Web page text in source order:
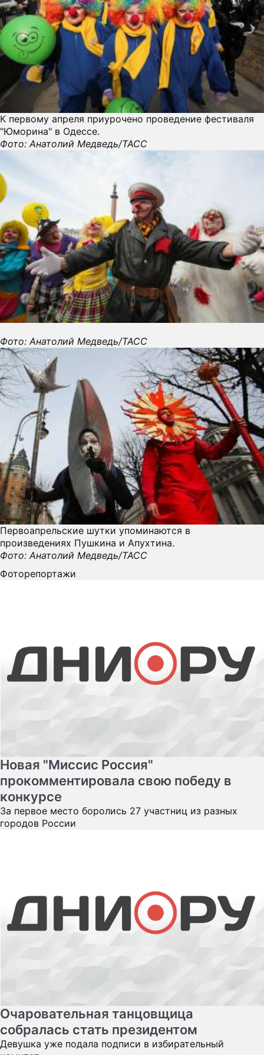
К первому апреля приурочено проведение фестиваля
"Юморина" в Одессе.
Фото: Анатолий Медведь/ТАСС
Фото: Анатолий Медведь/ТАСС
Первоапрельские шутки упоминаются в
произведениях Пушкина и Апухтина.
Фото: Анатолий Медведь/ТАСС
Фоторепортажи
Новая "Миссис Россия"
прокомментировала свою победу в
конкурсе
За первое место боролись 27 участниц из разных
городов России
Очаровательная танцовщица
собралась стать президентом
Девушка уже подала подписи в избирательный